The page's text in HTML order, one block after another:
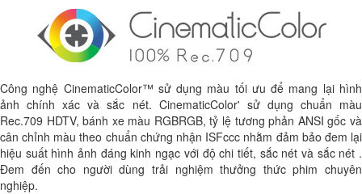
Công nghệ CinematicColor™ sử dụng màu tối ưu để mang lại hình
ảnh chính xác và sắc nét. CinematicColor' sử dụng chuẩn màu
Rec.709 HDTV, bánh xe màu RGBRGB, tỷ lệ tương phản ANSI gốc và
cân chỉnh màu theo chuẩn chứng nhận ISFccc nhằm đảm bảo đem lại
hiệu suất hình ảnh đáng kinh ngạc với độ chi tiết, sắc nét và sắc nét .
Đem đến cho người dùng trải nghiệm thưởng thức phim chuyên
nghiệp.